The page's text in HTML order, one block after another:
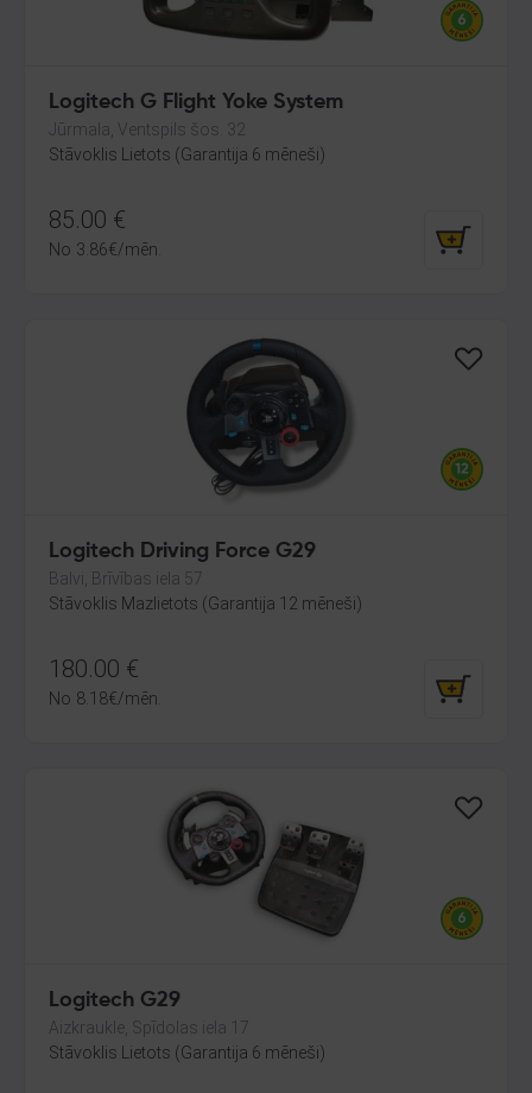
Logitech G Flight Yoke System
Jūrmala, Ventspils šos. 32
Stāvoklis Lietots (Garantija 6 mēneši)
85.00 €
No 3.86€/mēn.
Logitech Driving Force G29
Balvi, Brīvības iela 57
Stāvoklis Mazlietots (Garantija 12 mēneši)
180.00 €
No 8.18€/mēn.
Logitech G29
Aizkraukle, Spīdolas iela 17
Stāvoklis Lietots (Garantija 6 mēneši)